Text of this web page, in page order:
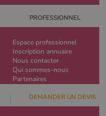
PROFESSIONNEL
Espace professionnel
Inscription annuaire
Nous contacter
Qui sommes-nous
Partenaires
DEMANDER UN DEVIS